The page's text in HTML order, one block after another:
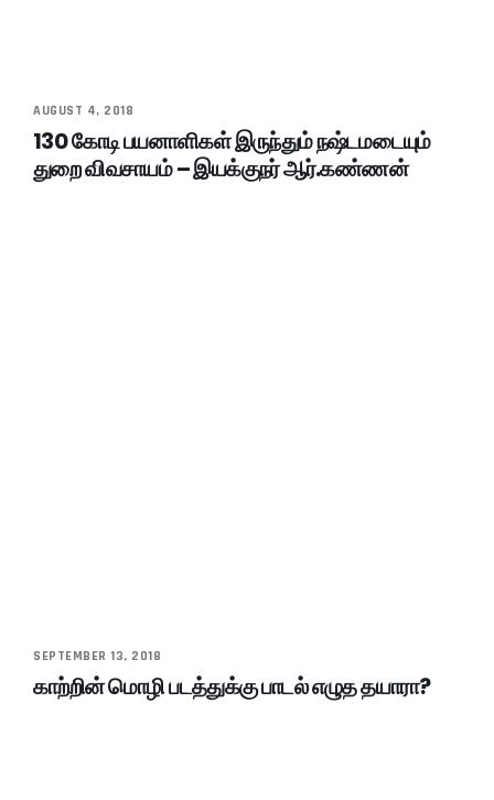
AUGUST 4, 2018
130 கோடி பயனாளிகள் இருந்தும் நஷ்டமடையும்
துறை விவசாயம் – இயக்குநர் ஆர்.கண்ணன்
SEPTEMBER 13, 2018
காற்றின் மொழி படத்துக்கு பாடல் எழுத தயாரா?